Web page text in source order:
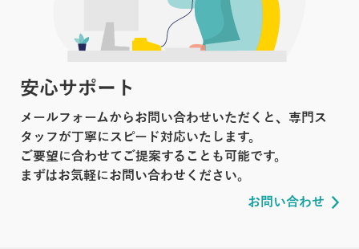
安心サポート
メールフォームからお問い合わせいただくと、専門ス
タッフが丁寧にスピード対応いたします。
ご要望に合わせてご提案することも可能です。
まずはお気軽にお問い合わせください。
お問い合わせ